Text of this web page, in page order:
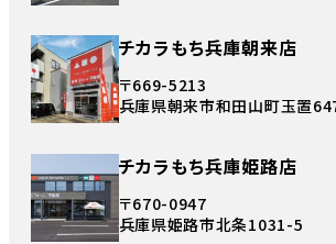
チカラもち兵庫朝来店
〒669-5213
兵庫県朝来市和田山町玉置
チカラもち兵庫姫路店
〒670-0947
兵庫県姫路市北条1031-5